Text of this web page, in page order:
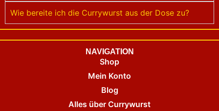
Wie bereite ich die Currywurst aus der Dose zu?
NAVIGATION
Shop
Mein Konto
Blog
Alles über Currywurst